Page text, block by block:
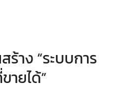
าง “ระบบการ
ายได้”